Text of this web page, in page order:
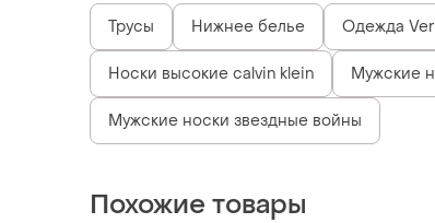
Трусы Нижнее белье Одежда
Носки высокие calvin klein Мужские
Мужские носки звездные войны
Похожие товары